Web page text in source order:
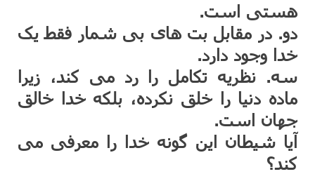
هستی است.
دو. در مقابل بت های بی شمار فقط یک
خدا وجود دارد.
سه. نظریه تکامل را رد می کند، زیرا
ماده دنیا را خلق نکرده، بلکه خدا خالق
جهان است.
آیا شیطان این گونه خدا را معرفی می
کند؟